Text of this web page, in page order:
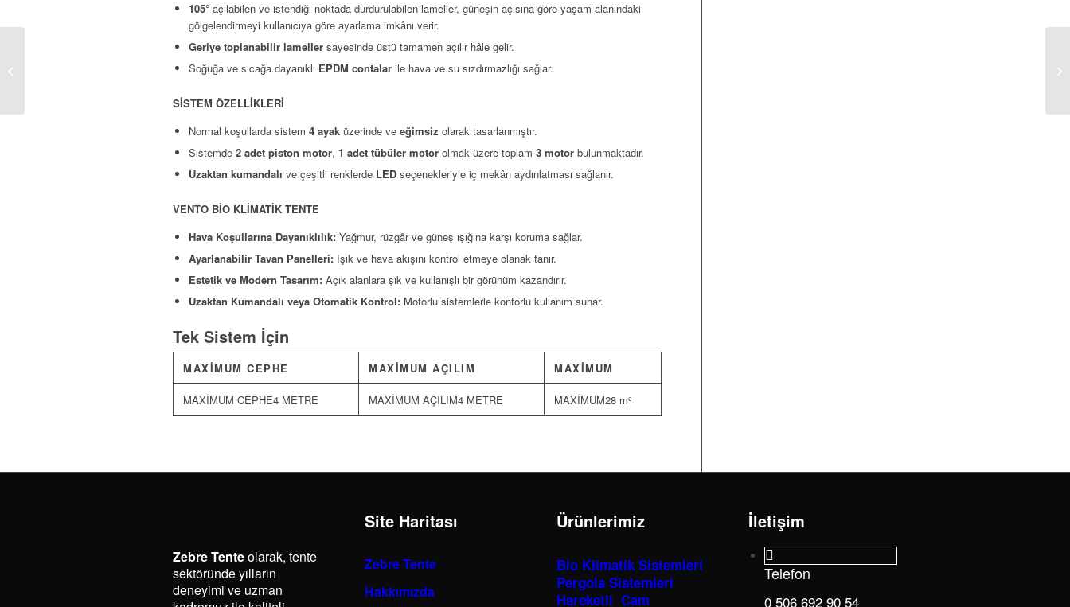
105° açılabilen ve istendiği noktada durdurulabilen lameller, güneşin açısına göre yaşam alanındaki
gölgelendirmeyi kullanıcıya göre ayarlama imkânı verir.
Geriye toplanabilir lameller sayesinde üstü tamamen açılır hâle gelir.
Soğuğa ve sıcağa dayanıklı EPDM contalar ile hava ve su sızdırmazlığı sağlar.
SİSTEM ÖZELLİKLERİ
Normal koşullarda sistem 4 ayak üzerinde ve eğimsiz olarak tasarlanmıştır.
Sistemde 2 adet piston motor, 1 adet tübüler motor olmak üzere toplam 3 motor bulunmaktadır.
Uzaktan kumandalı ve çeşitli renklerde LED seçenekleriyle iç mekân aydınlatması sağlanır.
VENTO BİO KLİMATİK TENTE
Hava Koşullarına Dayanıklılık: Yağmur, rüzgâr ve güneş ışığına karşı koruma sağlar.
Ayarlanabilir Tavan Panelleri: Işık ve hava akışını kontrol etmeye olanak tanır.
Estetik ve Modern Tasarım: Açık alanlara şık ve kullanışlı bir görünüm kazandırır.
Uzaktan Kumandalı veya Otomatik Kontrol: Motorlu sistemlerle konforlu kullanım sunar.
Tek Sistem İçin
MAXİMUM CEPHE MAXİMUM AÇILIM MAXİMUM
4 METRE 4 METRE 28 m²
Zebre Tenteolarak, tente
sektöründe yılların
deneyimi ve uzman
Site Haritası
Zebre Tente
Hakkımızda
Ürünlerimiz
Bio Klimatik Sistemleri
Pergola Sistemleri
Hareketli Cam
İletişim
Telefon
0 506 692 90 54